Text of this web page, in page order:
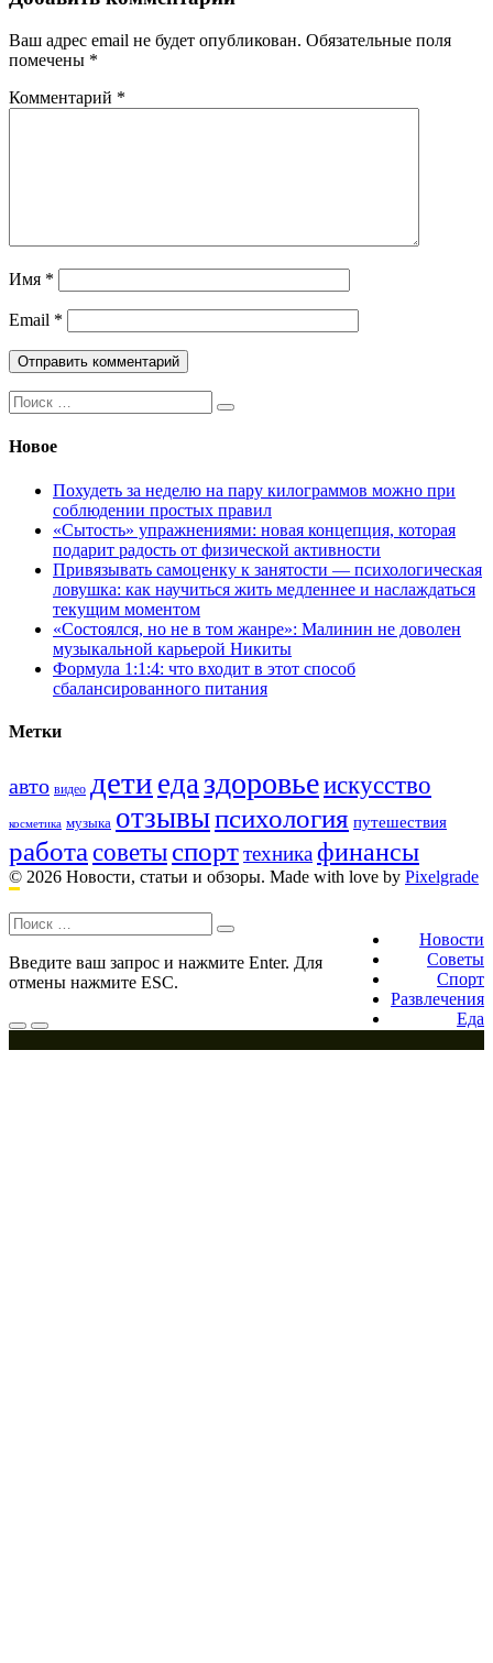
Ваш адрес email не будет опубликован. Обязательные поля
помечены *
Комментарий *
Имя *
Email *
Поиск:
Новое
Похудеть за неделю на пару килограммов можно при
соблюдении простых правил
«Сытость» упражнениями: новая концепция, которая
подарит радость от физической активности
Привязывать самоценку к занятости — психологическая
ловушка: как научиться жить медленнее и наслаждаться
текущим моментом
«Состоялся, но не в том жанре»: Малинин не доволен
музыкальной карьерой Никиты
Формула 1:1:4: что входит в этот способ
сбалансированного питания
Метки
авто видео дети едаздоровьеискусство
косметика музыка отзывыпсихология путешествия
работа советы спорттехникафинансы
© 2026 Новости, статьи и обзоры. Made with love by Pixelgrade
navigation
Новости
Советы
Спорт
Развлечения
Еда
Поиск:
Введите ваш запрос и нажмите Enter. Для
отмены нажмите ESC.
Меню